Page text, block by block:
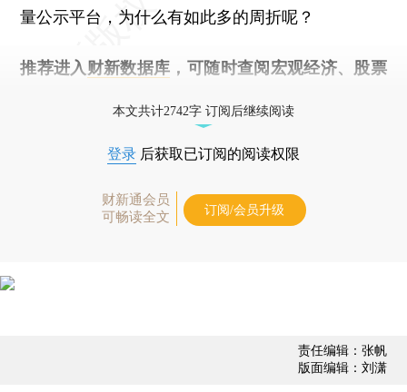
量公示平台，为什么有如此多的周折呢？
推荐进入 财新数据库 ，可随时查阅宏观经济、股票
本文共计2742字 订阅后继续阅读
登录 后获取已订阅的阅读权限
财新通会员
可畅读全文
订阅/会员升级
责任编辑：张帆
版面编辑：刘潇